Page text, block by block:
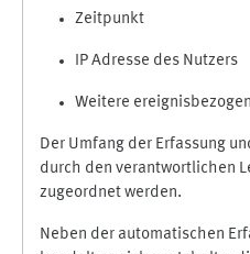
Zeitpunkt
IP Adresse des Nutzers
Weitere
Der Umfang der Erfassung
durch den verantwortlichen
zugeordnet werden.
Neben der automatischen